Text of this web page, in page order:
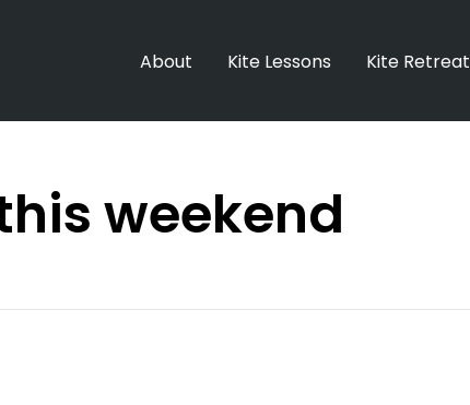
About Kite Lessons Kite Retreat
weekend